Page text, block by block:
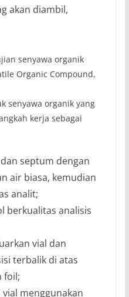
akan diambil,
senyawa organik
Organic Compound,
senyawa organik yang
kerja sebagai
septum dengan
air biasa, kemudian
analit;
berkualitas analisis
vial dan
terbalik di atas
foil;
menggunakan